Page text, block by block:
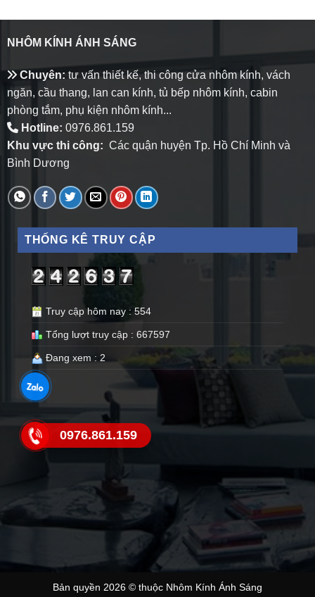
NHÔM KÍNH ÁNH SÁNG
Chuyên: tư vấn thiết kế, thi công cửa nhôm kính, vách
ngăn, cầu thang, lan can kính, tủ bếp nhôm kính, cabin
phòng tắm, phụ kiện nhôm kính...
Hotline: 0976.861.159
Khu vực thi công: Các quận huyện Tp. Hồ Chí Minh và
Bình Dương
THỐNG KÊ TRUY CẬP
Truy cập hôm nay : 554
Tổng lượt truy cập : 667597
Đang xem : 2
Bản quyền 2026 © thuộc Nhôm Kính Ánh Sáng
0976.861.159